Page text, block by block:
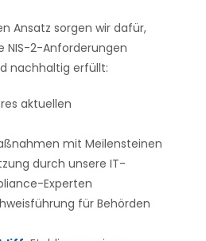
Ansatz sorgen wir dafür,
NIS-2-Anforderungen
nachhaltig erfüllt:
aktuellen
mit Meilensteinen
durch unsere IT-
Experten
für Behörden